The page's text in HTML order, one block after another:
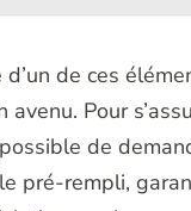
d’un de ces
Pour
de
pré-rempli,